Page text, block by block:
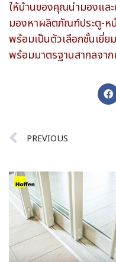
ให้บ้านของคุณน่ามองแล
มองหาผลิตภัณฑ์ประตู-ห
พร้อมเป็นตัวเลือกชั้นเยี่
พร้อมมาตรฐานสากลจาก
PREVIOUS